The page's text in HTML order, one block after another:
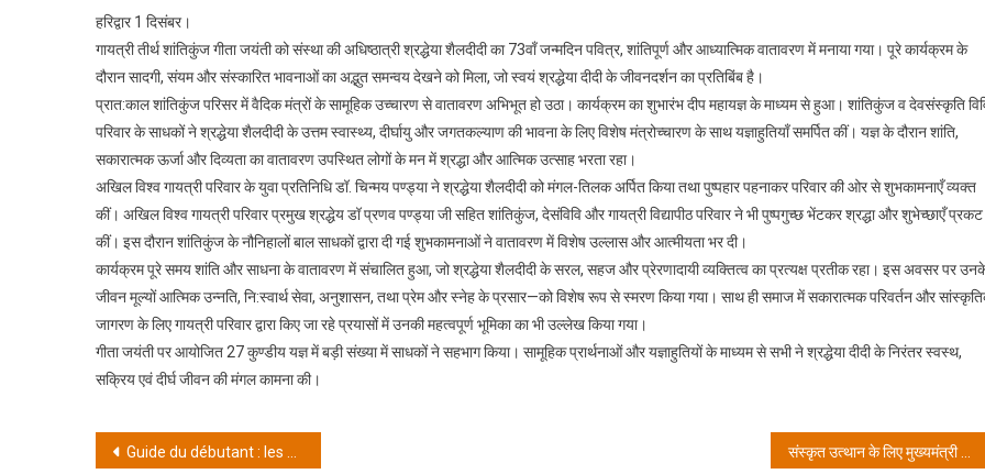
जन्मदिन
आध्यात्मिक
गरिमा,
सादगी
के
साथ
मनाया
हरिद्वार 1 दिसंबर।
गायत्री तीर्थ शांतिकुंज गीता जयंती को संस्था की अधिष्ठात्री श्रद्धेया शैलदीदी का 73वाँ जन्मदिन पवित्र, शांतिपूर्ण और आध्यात्मिक वातावरण में मनाया गया। पूरे कार्यक्रम के
दौरान सादगी, संयम और संस्कारित भावनाओं का अद्भुत समन्वय देखने को मिला, जो स्वयं श्रद्धेया दीदी के जीवनदर्शन का प्रतिबिंब है।
प्रात:काल शांतिकुंज परिसर में वैदिक मंत्रों के सामूहिक उच्चारण से वातावरण अभिभूत हो उठा। कार्यक्रम का शुभारंभ दीप महायज्ञ के माध्यम से हुआ। शांतिकुंज व देवसंस्कृति
परिवार के साधकों ने श्रद्धेया शैलदीदी के उत्तम स्वास्थ्य, दीर्घायु और जगतकल्याण की भावना के लिए विशेष मंत्रोच्चारण के साथ यज्ञाहुतियाँ समर्पित कीं। यज्ञ के दौरान शांति,
सकारात्मक ऊर्जा और दिव्यता का वातावरण उपस्थित लोगों के मन में श्रद्धा और आत्मिक उत्साह भरता रहा।
अखिल विश्व गायत्री परिवार के युवा प्रतिनिधि डॉ. चिन्मय पण्ड्या ने श्रद्धेया शैलदीदी को मंगल-तिलक अर्पित किया तथा पुष्पहार पहनाकर परिवार की ओर से शुभकामनाएँ व्यक्त
कीं। अखिल विश्व गायत्री परिवार प्रमुख श्रद्धेय डॉ प्रणव पण्ड्या जी सहित शांतिकुंज, देसंविवि और गायत्री विद्यापीठ परिवार ने भी पुष्पगुच्छ भेंटकर श्रद्धा और शुभेच्छाएँ प्रकट
कीं। इस दौरान शांतिकुंज के नौनिहालों बाल साधकों द्वारा दी गई शुभकामनाओं ने वातावरण में विशेष उल्लास और आत्मीयता भर दी।
कार्यक्रम पूरे समय शांति और साधना के वातावरण में संचालित हुआ, जो श्रद्धेया शैलदीदी के सरल, सहज और प्रेरणादायी व्यक्तित्व का प्रत्यक्ष प्रतीक रहा। इस अवसर पर
जीवन मूल्यों आत्मिक उन्नति, नि:स्वार्थ सेवा, अनुशासन, तथा प्रेम और स्नेह के प्रसार—को विशेष रूप से स्मरण किया गया। साथ ही समाज में सकारात्मक परिवर्तन और
जागरण के लिए गायत्री परिवार द्वारा किए जा रहे प्रयासों में उनकी महत्वपूर्ण भूमिका का भी उल्लेख किया गया।
गीता जयंती पर आयोजित 27 कुण्डीय यज्ञ में बड़ी संख्या में साधकों ने सहभाग किया। सामूहिक प्रार्थनाओं और यज्ञाहुतियों के माध्यम से सभी ने श्रद्धेया दीदी के निरंतर स्वस्थ,
सक्रिय एवं दीर्घ जीवन की मंगल कामना की।
Post
Guide du débutant : les 10 machines à sous les plus appréciées des joueurs et comment les programmes de fidélité boostent votre expérience